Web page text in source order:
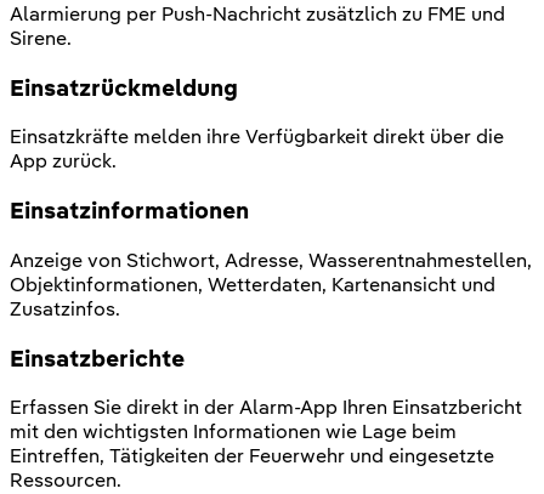
Alarmierung per Push-Nachricht zusätzlich zu FME und
Sirene.
Einsatzrückmeldung
Einsatzkräfte melden ihre Verfügbarkeit direkt über die
App zurück.
Einsatzinformationen
Anzeige von Stichwort, Adresse, Wasserentnahmestellen,
Objektinformationen, Wetterdaten, Kartenansicht und
Zusatzinfos.
Einsatzberichte
Erfassen Sie direkt in der Alarm-App Ihren Einsatzbericht
mit den wichtigsten Informationen wie Lage beim
Eintreffen, Tätigkeiten der Feuerwehr und eingesetzte
Ressourcen.